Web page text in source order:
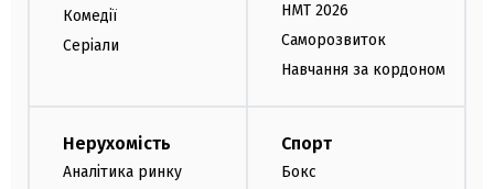
Комедії
Серіали
НМТ 2026
Саморозвиток
Навчання за кордоном
Нерухомість
Аналітика ринку
Спорт
Бокс